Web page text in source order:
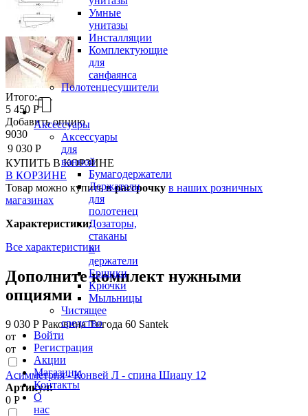
Умные
унитазы
Инсталляции
Комплектующие
для
санфаянса
Полотенцесушители
Аксессуары
Аксессуары
для
ванной
Бумагодержатели
Держатели
для
полотенец
Дозаторы,
стаканы
и
держатели
Ершики
Крючки
Мыльницы
Чистящее
средство
Войти
Регистрация
Акции
Магазины
Контакты
О
нас
Итого:
5 450 Р
Добавить опцию
9030
9 030 Р
КУПИТЬ В КОРЗИНЕ
В КОРЗИНЕ
Товар можно купитьв рассрочку в наших розничных
магазинах
Характеристики:
Все характеристики
Дополните комплект нужными
опциями
9 030 Р Раковина Тигода 60 Santek
от
от
Асимметрия - Конвей Л - спина Шиацу 12
Артикул:
0 Р